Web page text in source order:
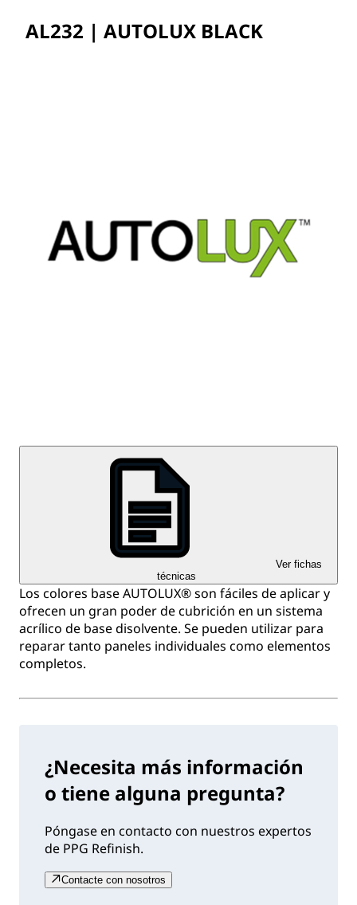
AL232 | AUTOLUX BLACK
Ver fichas
técnicas
Los colores base AUTOLUX® son fáciles de aplicar y
ofrecen un gran poder de cubrición en un sistema
acrílico de base disolvente. Se pueden utilizar para
reparar tanto paneles individuales como elementos
completos.
¿Necesita más información
o tiene alguna pregunta?
Póngase en contacto con nuestros expertos
de PPG Refinish.
Contacte con nosotros